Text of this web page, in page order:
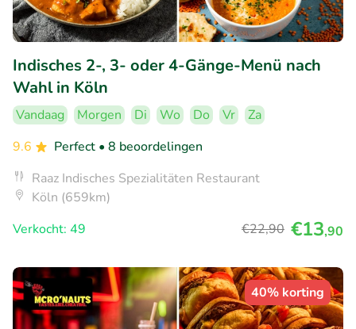
Indisches 2-, 3- oder 4-Gänge-Menü nach
Wahl in Köln
Vandaag Morgen Di Wo Do Vr
Za
9.6
Perfect • 8 beoordelingen
Raaz Indisches Spezialitäten Restaurant
Köln (659km)
Verkocht: 49
€22,90 €13,90
40% korting